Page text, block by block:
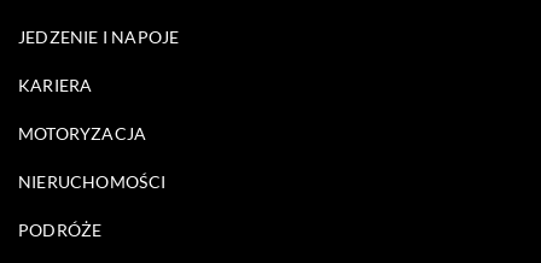
JEDZENIE I NAPOJE
KARIERA
MOTORYZACJA
NIERUCHOMOŚCI
PODRÓŻE